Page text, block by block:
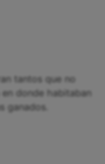
tantos que no
donde habitaban
ganados.